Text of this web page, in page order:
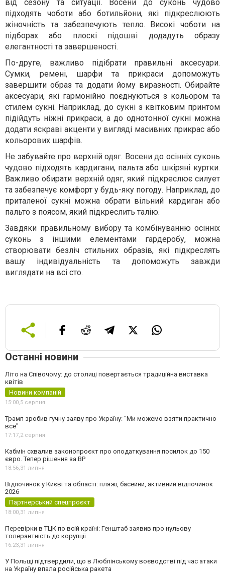
від сезону та ситуації. Восени до суконь чудово
підходять чоботи або ботильйони, які підкреслюють
жіночність та забезпечують тепло. Високі чоботи на
підборах або плоскі підошві додадуть образу
елегантності та завершеності.
По-друге, важливо підібрати правильні аксесуари.
Сумки, ремені, шарфи та прикраси допоможуть
завершити образ та додати йому виразності. Обирайте
аксесуари, які гармонійно поєднуються з кольором та
стилем сукні. Наприклад, до сукні з квітковим принтом
підійдуть ніжні прикраси, а до однотонної сукні можна
додати яскраві акценти у вигляді масивних прикрас або
кольорових шарфів.
Не забувайте про верхній одяг. Восени до осінніх суконь
чудово підходять кардигани, пальта або шкіряні куртки.
Важливо обирати верхній одяг, який підкреслює силует
та забезпечує комфорт у будь-яку погоду. Наприклад, до
приталеної сукні можна обрати вільний кардиган або
пальто з поясом, який підкреслить талію.
Завдяки правильному вибору та комбінуванню осінніх
суконь з іншими елементами гардеробу, можна
створювати безліч стильних образів, які підкреслять
вашу індивідуальність та допоможуть завжди
виглядати на всі сто.
Останні новини
Літо на Співочому: до столиці повертається традиційна виставка
квітів
Новини компаній
15:00,5 серпня
Трамп зробив гучну заяву про Україну: "Ми можемо взяти практично
все"
17:17,2 серпня
Кабмін схвалив законопроєкт про оподаткування посилок до 150
євро. Тепер рішення за ВР
18:56,31 липня
Відпочинок у Києві та області: пляжі, басейни, активний відпочинок
2026
Партнерський спецпроєкт
18:00,31 липня
Перевірки в ТЦК по всій країні: Генштаб заявив про нульову
толерантність до корупції
16:23,31 липня
У Польщі підтвердили, що в Люблінському воєводстві під час атаки
на Україну впала російська ракета